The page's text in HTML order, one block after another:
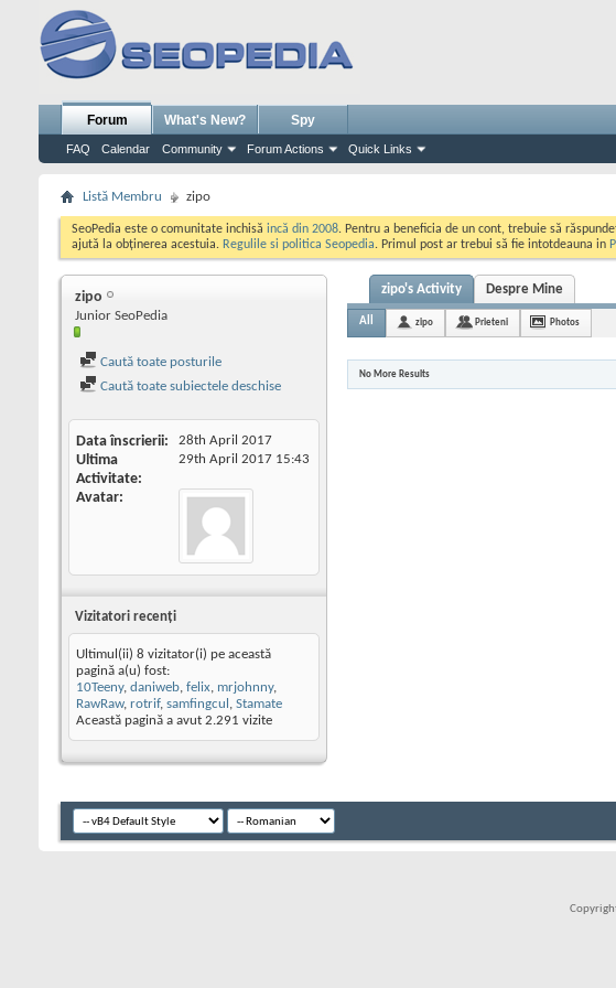
Forum
FAQ Calendar Community Forum Actions Quick Links
What's New? Spy
Listă Membru zipo
SeoPedia este o comunitate inchisă incă din 2008. Pentru a beneficia de un cont, trebuie să
ajută la obținerea acestuia. Regulile si politica Seopedia. Primul post ar trebui să fie intotdeauna in
zipo
Junior SeoPedia
Caută toate posturile
Caută toate subiectele deschise
Data înscrierii 28th April 2017
Ultima
Activitate
29th April 2017 15:43
Avatar
Vizitatori recenţi
Ultimul(ii) 8 vizitator(i) pe această
pagină a(u) fost:
10Teeny, daniweb, felix, mrjohnny,
RawRaw, rotrif, samfingcul , Stamate
Această pagină a avut 2.291 vizite
zipo's Activity Despre Mine
All zipo Prieteni Photos
No More Results